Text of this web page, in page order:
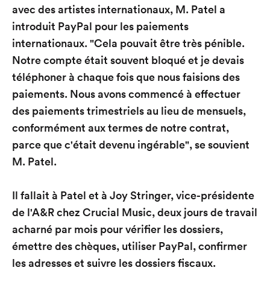
avec des artistes internationaux, M. Patel a
introduit PayPal pour les paiements
internationaux. "Cela pouvait être très pénible.
Notre compte était souvent bloqué et je devais
téléphoner à chaque fois que nous faisions des
paiements. Nous avons commencé à effectuer
des paiements trimestriels au lieu de mensuels,
conformément aux termes de notre contrat,
parce que c'était devenu ingérable", se souvient
M. Patel.
Il fallait à Patel et à Joy Stringer, vice-présidente
de l'A&R chez Crucial Music, deux jours de travail
acharné par mois pour vérifier les dossiers,
émettre des chèques, utiliser PayPal, confirmer
les adresses et suivre les dossiers fiscaux.